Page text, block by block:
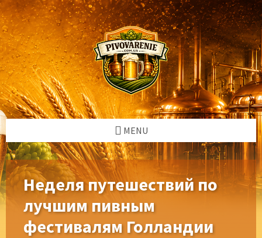
Skip
to
content
Skip
to
left
sidebar
Skip
to
right
sidebar
Skip
to
footer
MENU
Неделя путешествий по
лучшим пивным
фестивалям Голландии